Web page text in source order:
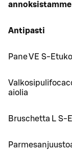
Antipasti
Pane VE S-
aiolia
Bruschetta L S-